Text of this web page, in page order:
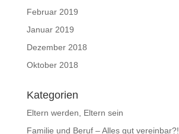
Februar 2019
Januar 2019
Dezember 2018
Oktober 2018
Kategorien
Eltern werden, Eltern sein
Familie und Beruf – Alles gut vereinbar?!